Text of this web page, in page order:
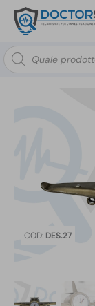
Ricerca
prodotti
COD: DES.27